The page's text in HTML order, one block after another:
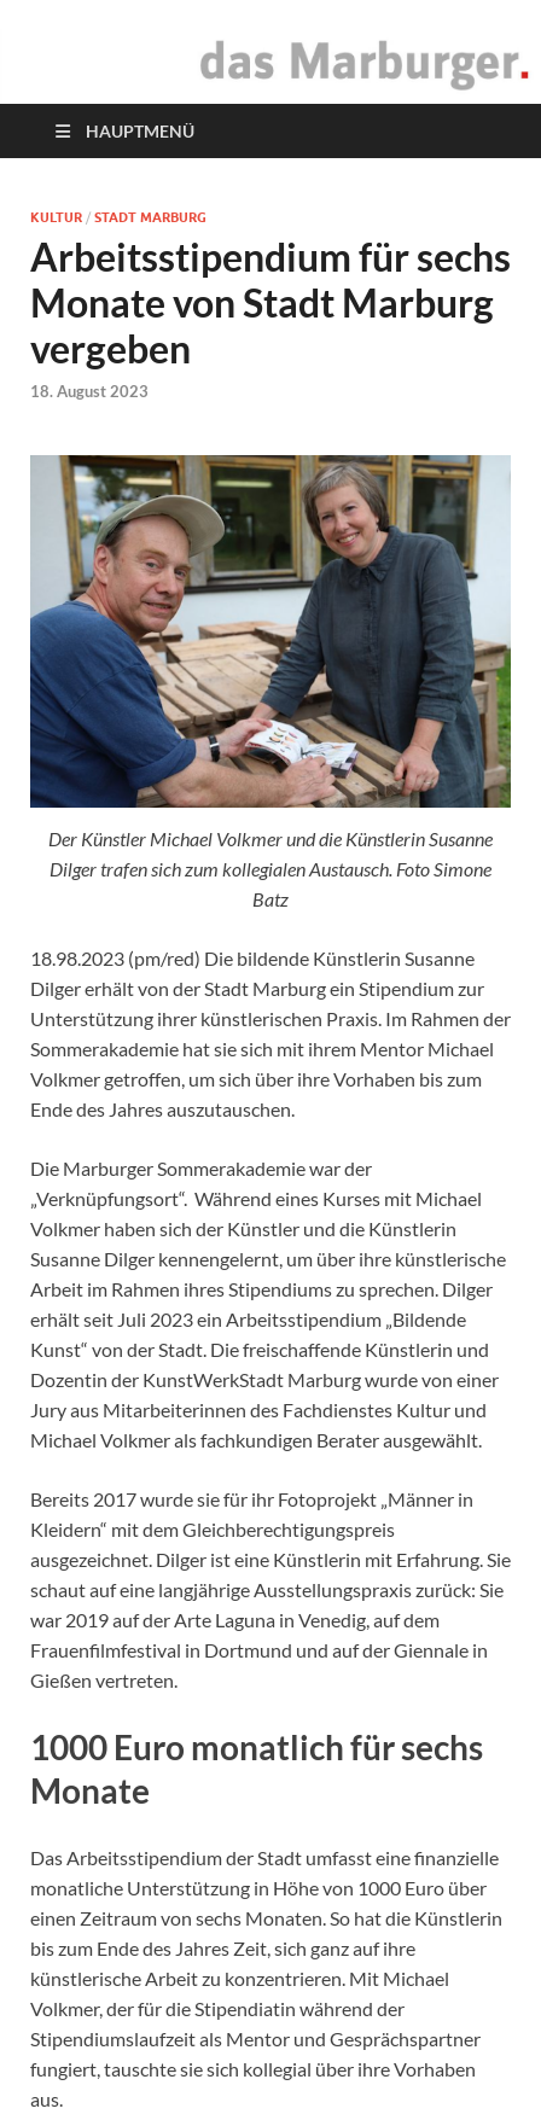
das Marburger.
HAUPTMENÜ
KULTUR / STADT MARBURG
Arbeitsstipendium für sechs
Monate von Stadt Marburg
vergeben
18. August 2023
Der Künstler Michael Volkmer und die Künstlerin Susanne
Dilger trafen sich zum kollegialen Austausch. Foto Simone
Batz
18.98.2023 (pm/red) Die bildende Künstlerin Susanne
Dilger erhält von der Stadt Marburg ein Stipendium zur
Unterstützung ihrer künstlerischen Praxis. Im Rahmen der
Sommerakademie hat sie sich mit ihrem Mentor Michael
Volkmer getroffen, um sich über ihre Vorhaben bis zum
Ende des Jahres auszutauschen.
Die Marburger Sommerakademie war der
„Verknüpfungsort“. Während eines Kurses mit Michael
Volkmer haben sich der Künstler und die Künstlerin
Susanne Dilger kennengelernt, um über ihre künstlerische
Arbeit im Rahmen ihres Stipendiums zu sprechen. Dilger
erhält seit Juli 2023 ein Arbeitsstipendium „Bildende
Kunst“ von der Stadt. Die freischaffende Künstlerin und
Dozentin der KunstWerkStadt Marburg wurde von einer
Jury aus Mitarbeiterinnen des Fachdienstes Kultur und
Michael Volkmer als fachkundigen Berater ausgewählt.
Bereits 2017 wurde sie für ihr Fotoprojekt „Männer in
Kleidern“ mit dem Gleichberechtigungspreis
ausgezeichnet. Dilger ist eine Künstlerin mit Erfahrung. Sie
schaut auf eine langjährige Ausstellungspraxis zurück: Sie
war 2019 auf der Arte Laguna in Venedig, auf dem
Frauenfilmfestival in Dortmund und auf der Giennale in
Gießen vertreten.
1000 Euro monatlich für sechs
Monate
Das Arbeitsstipendium der Stadt umfasst eine finanzielle
monatliche Unterstützung in Höhe von 1000 Euro über
einen Zeitraum von sechs Monaten. So hat die Künstlerin
bis zum Ende des Jahres Zeit, sich ganz auf ihre
künstlerische Arbeit zu konzentrieren. Mit Michael
Volkmer, der für die Stipendiatin während der
Stipendiumslaufzeit als Mentor und Gesprächspartner
fungiert, tauschte sie sich kollegial über ihre Vorhaben
aus.